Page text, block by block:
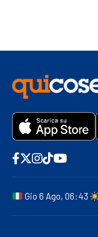
Gio 6 Ago, 06:43